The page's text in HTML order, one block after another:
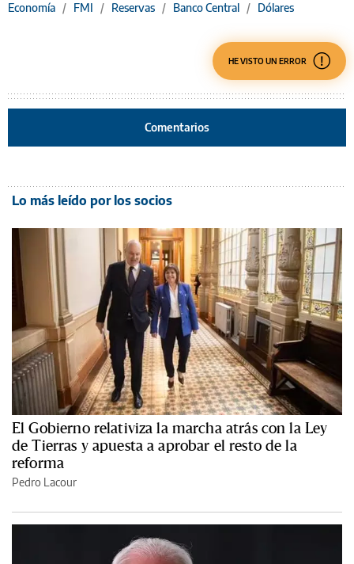
Economía / FMI / Reservas / Banco Central / Dólares
HE VISTO UN ERROR
Comentarios
Lo más leído por los socios
El Gobierno relativiza la marcha atrás con la Ley
de Tierras y apuesta a aprobar el resto de la
reforma
Pedro Lacour